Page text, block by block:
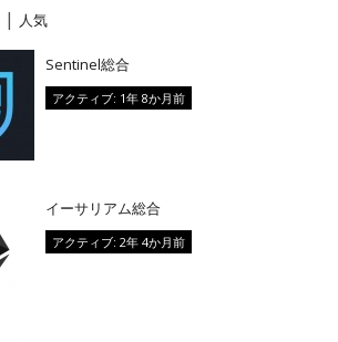
| 人気
Sentinel総合
アクティブ: 1年 8か月前
イーサリアム総合
アクティブ: 2年 4か月前